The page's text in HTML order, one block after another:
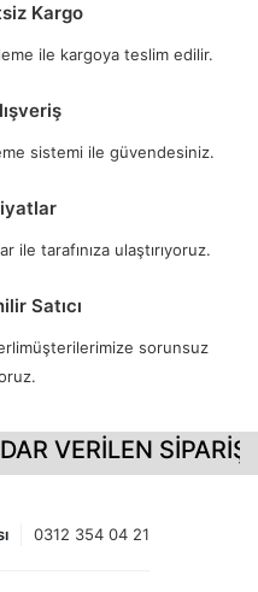
Kargo
ile kargoya teslim edilir.
sistemi ile güvendesiniz.
ile tarafınıza ulaştırıyoruz.
Satıcı
sorunsuz
VERİLEN
0312 354 04 21